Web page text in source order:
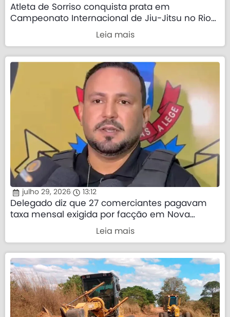
Atleta de Sorriso conquista prata em
Campeonato Internacional de Jiu-Jitsu no Rio
Leia mais
julho 29, 2026 13:12
Delegado diz que 27 comerciantes pagavam
taxa mensal exigida por facção em Nova
Leia mais